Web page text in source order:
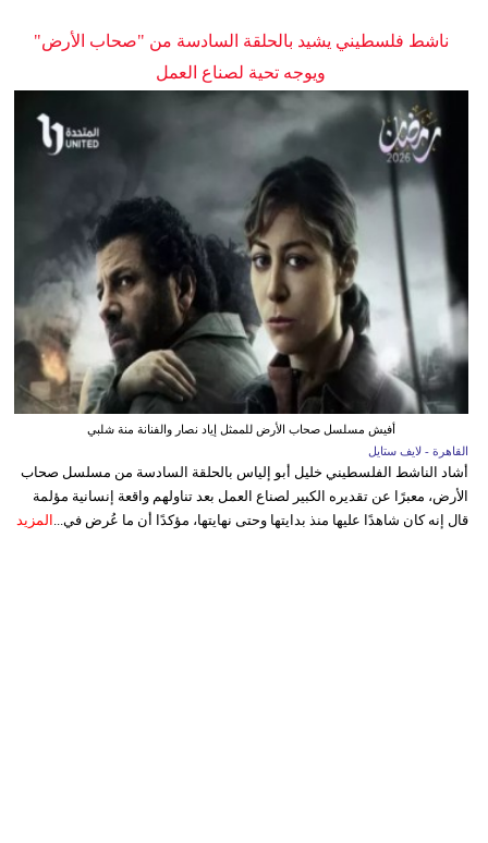
ناشط فلسطيني يشيد بالحلقة السادسة من "صحاب الأرض"
ويوجه تحية لصناع العمل
أفيش مسلسل صحاب الأرض للممثل إياد نصار والفنانة منة شلبي
القاهرة - لايف ستايل
أشاد الناشط الفلسطيني خليل أبو إلياس بالحلقة السادسة من مسلسل صحاب
الأرض، معبرًا عن تقديره الكبير لصناع العمل بعد تناولهم واقعة إنسانية مؤلمة
قال إنه كان شاهدًا عليها منذ بدايتها وحتى نهايتها، مؤكدًا أن ما عُرض في... المزيد